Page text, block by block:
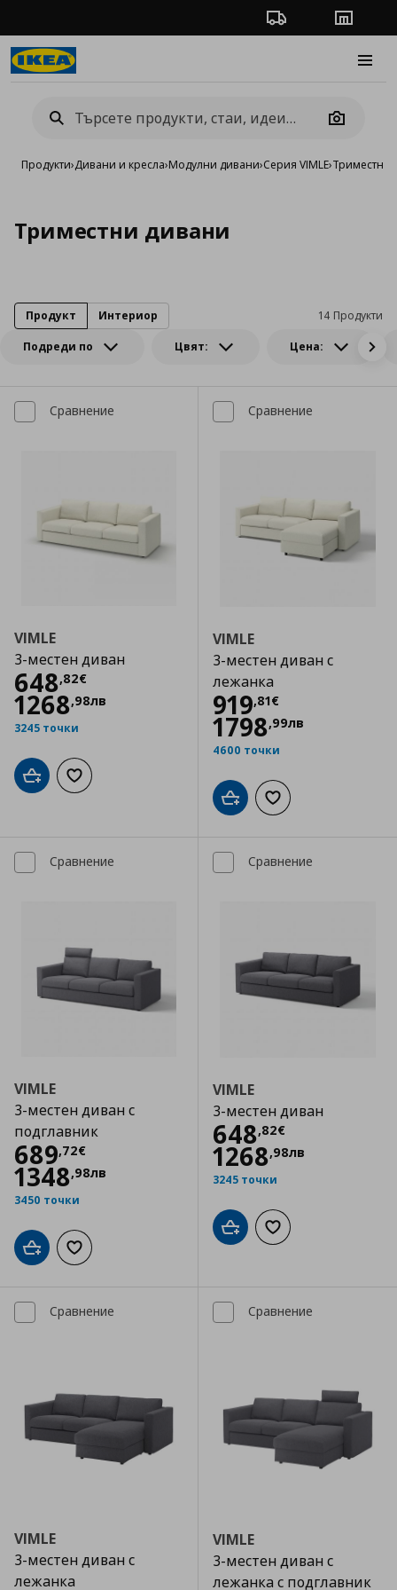
Проследяване на
Camera
Продукти›Дивани и кресла›Модулни дивани›Серия VIMLE›Триместни
Триместни дивани
Подреди по Цвят: Цена:
14 Продукти
Продукт Интериор
Сравнение
VIMLE
3-местен диван
648,82€
Цена648,82 €
1268,98лв
3245 точки
Добави в кошницата
Добави към списъка с любими
Сравнение
VIMLE
3-местен диван с
лежанка
919,81€
Цена
1798,99лв
4600 точки
Добави в кошницата
Добави към
Сравнение
VIMLE
3-местен диван с
подглавник
689,72€
Цена689,72 €
1348,98лв
3450 точки
Добави в кошницата
Добави към списъка с любими
Сравнение
VIMLE
3-местен диван
648,82€
Цена648,82 €
1268,98лв
3245 точки
Добави в кошницата
Добави към
Сравнение
VIMLE
3-местен диван с
лежанка
Сравнение
VIMLE
3-местен диван с
лежанка с подглавник